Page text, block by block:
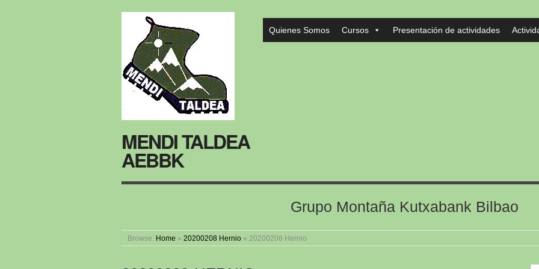
MENDI TALDEA
AEBBK
Quienes Somos Cursos Presentación de actividades
Grupo Montaña Kutxabank Bilbao
Browse: Home » 20200208 Hernio » 20200208 Hernio